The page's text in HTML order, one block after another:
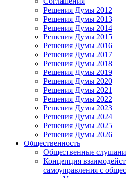
Решения Думы 2012
Решения Думы 2013
Решения Думы 2014
Решения Думы 2015
Решения Думы 2016
Решения Думы 2017
Решения Думы 2018
Решения Думы 2019
Решения Думы 2020
Решения Думы 2021
Решения Думы 2022
Решения Думы 2023
Решения Думы 2024
Решения Думы 2025
Решения Думы 2026
Общественность
Общественные
Концепция
самоуправления с